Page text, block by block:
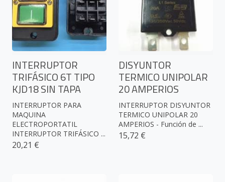
INTERRUPTOR
TRIFÁSICO 6T TIPO
KJD18 SIN TAPA
INTERRUPTOR PARA
MAQUINA
ELECTROPORTATIL
INTERRUPTOR TRIFÁSICO ...
20,21 €
DISYUNTOR
TERMICO UNIPOLAR
20 AMPERIOS
INTERRUPTOR DISYUNTOR
TERMICO UNIPOLAR 20
AMPERIOS - Función de ...
15,72 €